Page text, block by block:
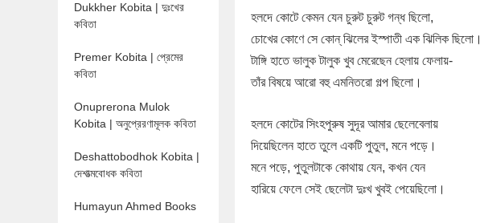
Dukkher Kobita | দুঃখের
কবিতা
Premer Kobita | প্রেমের
কবিতা
Onuprerona Mulok
Kobita | অনুপ্রেরণামূলক কবিতা
Deshattobodhok Kobita |
দেশাত্মবোধক কবিতা
Humayun Ahmed Books
হলদে কোটে কেমন যেন চুরুট চুরুট গন্ধ ছিলো,
চোখের কোণে সে কোন্‌ ঝিলের ইস্পাতী এক ঝিলিক ছিলো।
টাঙ্গি হাতে ভালুক টালুক খুব মেরেছেন হেলায় ফেলায়-
তাঁর বিষয়ে আরো বহু এমনিতরো গল্প ছিলো।
হলদে কোটের সিংহপুরুষ সুদূর আমার ছেলেবেলায়
দিয়েছিলেন হাতে তুলে একটি পুতুল, মনে পড়ে।
মনে পড়ে, পুতুলটাকে কোথায় যেন, কখন যেন
হারিয়ে ফেলে সেই ছেলেটা দুঃখ খুবই পেয়েছিলো।